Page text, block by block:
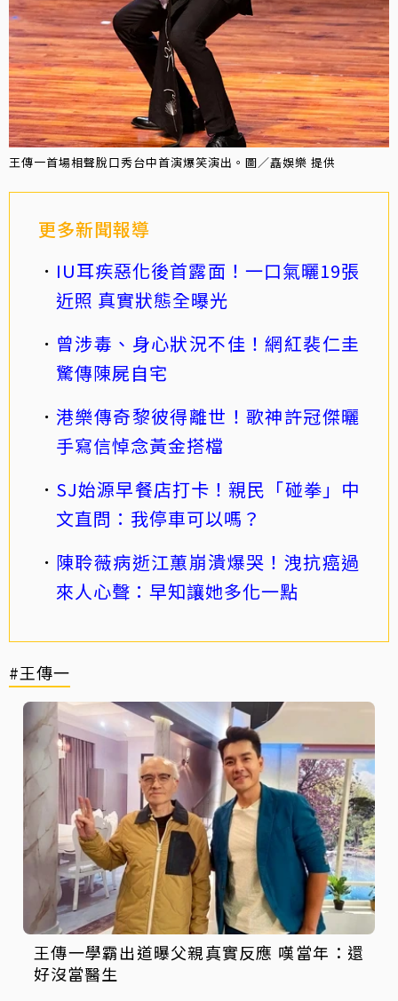
王傳一首場相聲脫口秀台中首演爆笑演出。圖／嚞娛樂 提供
更多新聞報導
IU耳疾惡化後首露面！一口氣曬19張
近照 真實狀態全曝光
曾涉毒、身心狀況不佳！網紅裴仁圭
驚傳陳屍自宅
港樂傳奇黎彼得離世！歌神許冠傑曬
手寫信悼念黃金搭檔
SJ始源早餐店打卡！親民「碰拳」中
文直問：我停車可以嗎？
陳聆薇病逝江蕙崩潰爆哭！洩抗癌過
來人心聲：早知讓她多化一點
#王傳一
王傳一學霸出道曝父親真實反應 嘆當年：還
好沒當醫生